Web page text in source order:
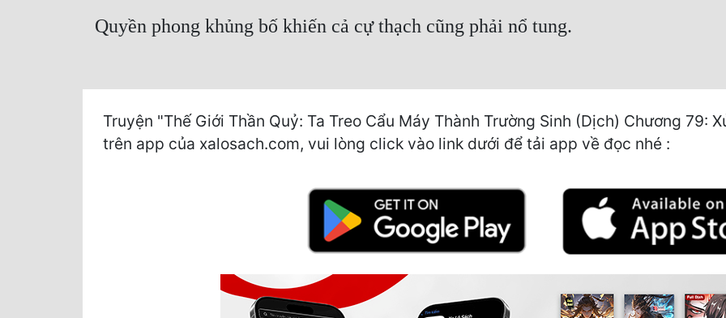
Quyền phong khủng bố khiến cả cự thạch cũng phải nổ tung.
Truyện "Thế Giới Thần Quỷ: Ta Treo Cẩu Máy Thành Trường Sinh (Dịch) Chương 79:
trên app của xalosach.com, vui lòng click vào link dưới để tải app về đọc nhé :